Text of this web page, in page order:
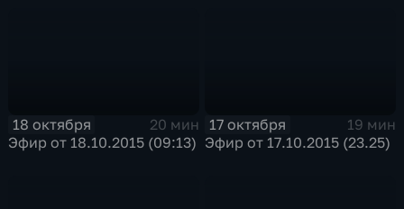
18 октября
20 мин
Эфир от 18.10.2015 (09:13)
17 октября
19 мин
Эфир от 17.10.2015 (23.25)